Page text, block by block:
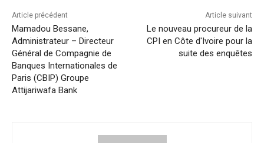
k
Article précédent
Mamadou Bessane,
Administrateur – Directeur
Général de Compagnie de
Banques Internationales de
Paris (CBIP) Groupe
Attijariwafa Bank
Article suivant
Le nouveau procureur de la
CPI en Côte d'Ivoire pour la
suite des enquêtes